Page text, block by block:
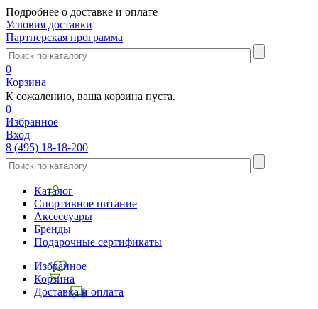
Подробнее о доставке и оплате
Условия доставки
Партнерская программа
0
Корзина
К сожалению, ваша корзина пуста.
0
Избранное
Вход
8 (495) 18-18-200
Каталог
Спортивное питание
Аксессуары
Бренды
Подарочные сертификаты
Избранное
Корзина
Доставка и оплата